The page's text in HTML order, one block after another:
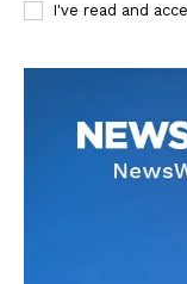
AIN
I've read and